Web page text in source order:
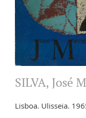
SILVA, José
Lisboa. Ulisseia.